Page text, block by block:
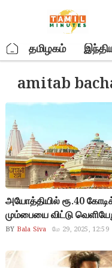
. தமிழகம்
amitab
அயோத்தியில் ரூ.40
மும்பையை விட்டு
BY Bala Siva மே 29, 2025, 12:59